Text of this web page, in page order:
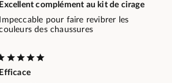
Excellent complément au kit de cirage
Impeccable pour faire revibrer les
des chaussures
Efficace